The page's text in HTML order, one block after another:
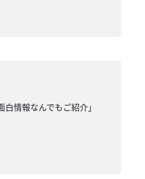
情報なんでもご紹介」